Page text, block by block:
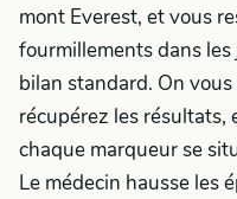
mont Everest, et vous
fourmillements dans
bilan standard. On
récupérez les
chaque marqueur se
Le médecin hausse les